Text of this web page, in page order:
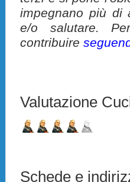
impegnano più di
e/o salutare.
contribuire
Valutazione
Schede e